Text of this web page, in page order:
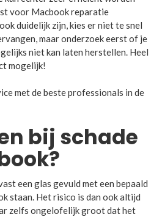
voor Macbook reparatie
duidelijk zijn, kies er niet te snel
maar onderzoek eerst of je
niet kan laten herstellen. Heel
mogelijk!
met de beste professionals in de
bij schade
een glas gevuld met een bepaald
staan. Het risico is dan ook altijd
zelfs ongelofelijk groot dat het